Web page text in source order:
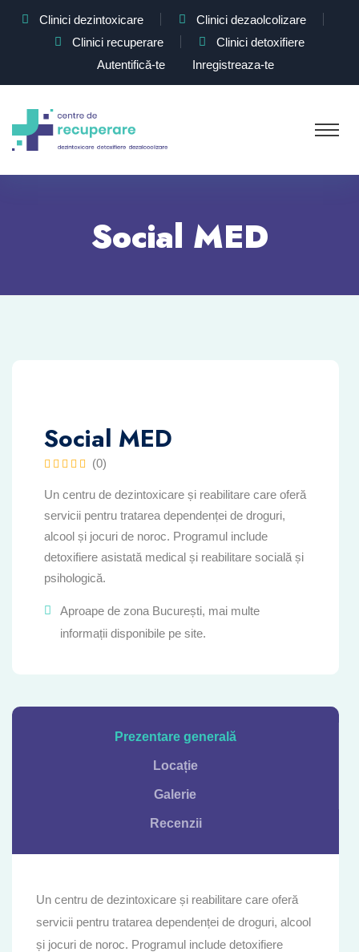
Clinici dezintoxicare
Clinici dezaolcolizare
Clinici recuperare
Clinici detoxifiere
Autentifică-te
Inregistreaza-te
Social MED
Social MED
(0)
Un centru de dezintoxicare și reabilitare care oferă
servicii pentru tratarea dependenței de droguri,
alcool și jocuri de noroc. Programul include
detoxifiere asistată medical și reabilitare socială și
psihologică.
Aproape de zona București, mai multe
informații disponibile pe site.
Prezentare generală
Locație
Galerie
Recenzii
Un centru de dezintoxicare și reabilitare care oferă
servicii pentru tratarea dependenței de droguri, alcool
și jocuri de noroc. Programul include detoxifiere